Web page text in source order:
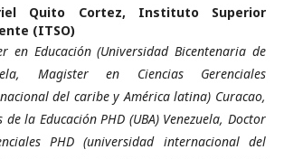
Quito Cortez, Instituto Superior
(ITSO)
en Educación (Universidad Bicentenaria de
Magister en Ciencias Gerenciales
del caribe y América latina) Curacao,
la Educación PHD (UBA) Venezuela, Doctor
PHD (universidad internacional del